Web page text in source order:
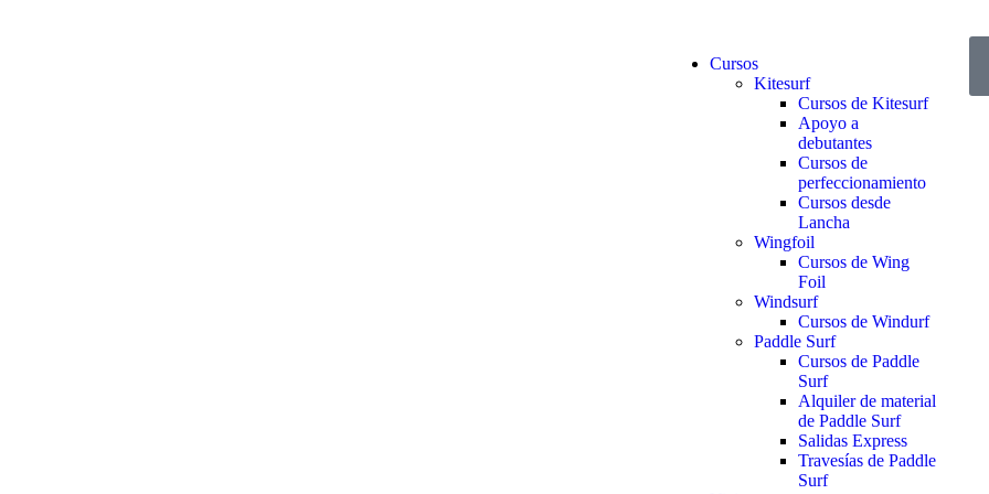
Cursos
Kitesurf
Cursos de Kitesurf
Apoyo a
debutantes
Cursos de
perfeccionamiento
Cursos desde
Lancha
Wingfoil
Cursos de Wing
Foil
Windsurf
Cursos de Windurf
Paddle Surf
Cursos de Paddle
Surf
Alquiler de material
de Paddle Surf
Salidas Express
Travesías de Paddle
Surf